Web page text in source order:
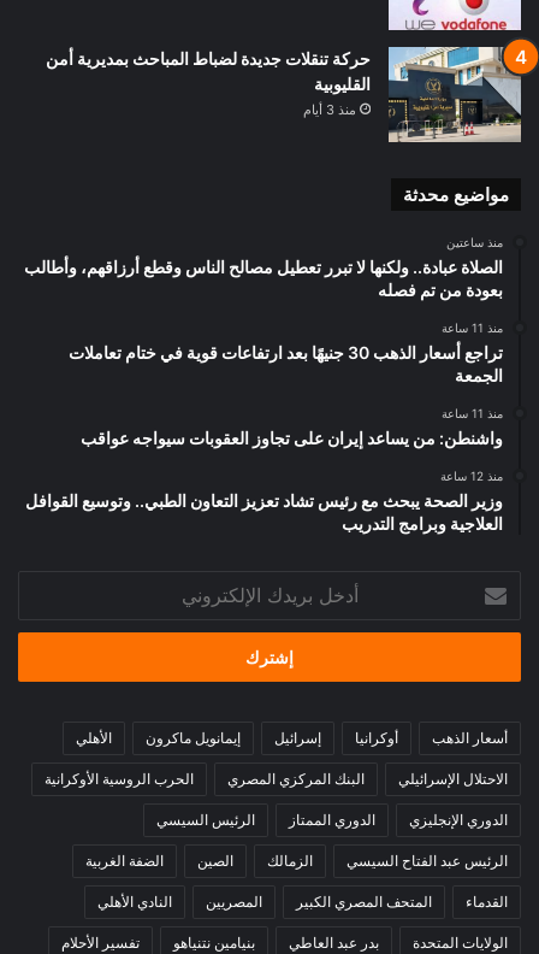
حركة تنقلات جديدة لضباط المباحث بمديرية أمن
القليوبية
منذ 3 أيام
مواضيع محدثة
منذ ساعتين
الصلاة عبادة.. ولكنها لا تبرر تعطيل مصالح الناس وقطع أرزاقهم، وأطالب
بعودة من تم فصله
منذ 11 ساعة
تراجع أسعار الذهب 30 جنيهًا بعد ارتفاعات قوية في ختام تعاملات
الجمعة
منذ 11 ساعة
واشنطن: من يساعد إيران على تجاوز العقوبات سيواجه عواقب
منذ 12 ساعة
وزير الصحة يبحث مع رئيس تشاد تعزيز التعاون الطبي.. وتوسيع القوافل
العلاجية وبرامج التدريب
بريدك
الإلكتروني
أسعار الذهب أوكرانيا إسرائيل إيمانويل ماكرون الأهلي
الاحتلال الإسرائيلي البنك المركزي المصري الحرب الروسية الأوكرانية
الدوري الإنجليزي الدوري الممتاز الرئيس السيسي
الرئيس عبد الفتاح السيسي الزمالك الصين الضفة الغربية
القدماء المتحف المصري الكبير المصريين النادي الأهلي
الولايات المتحدة بدر عبد العاطي بنيامين نتنياهو تفسير الأحلام